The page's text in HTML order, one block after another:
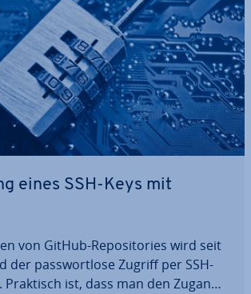
eines SSH-Keys mit
von GitHub-Re­po­si­to­ries wird seit
der pass­wort­lo­se Zugriff per SSH-
ist, dass man den Zugang